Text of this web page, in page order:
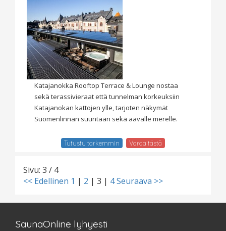
Katajanokka Rooftop Terrace & Lounge nostaa
sekä terassivieraat että tunnelman korkeuksiin
Katajanokan kattojen ylle, tarjoten näkymät
Suomenlinnan suuntaan sekä aavalle merelle.
Tutustu tarkemmin Varaa tästä
Sivu: 3 / 4
<< Edellinen 1 | 2 | 3 | 4Seuraava >>
SaunaOnline lyhyesti